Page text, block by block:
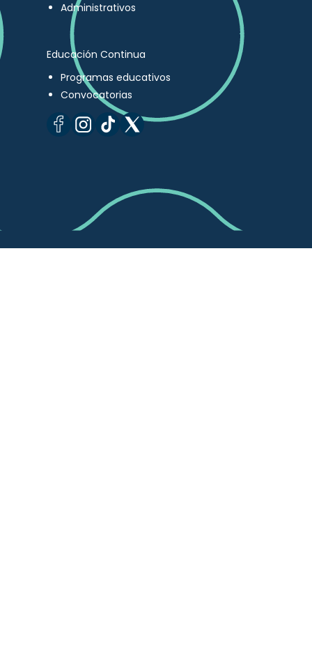
Administrativos
Educación Continua
Programas educativos
Convocatorias